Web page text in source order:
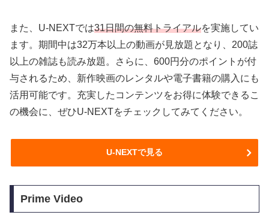
また、U-NEXTでは31日間の無料トライアルを実施してい
ます。期間中は32万本以上の動画が見放題となり、200誌
以上の雑誌も読み放題。さらに、600円分のポイントが付
与されるため、新作映画のレンタルや電子書籍の購入にも
活用可能です。充実したコンテンツをお得に体験できるこ
の機会に、ぜひU-NEXTをチェックしてみてください。
U-NEXTで見る
Prime Video